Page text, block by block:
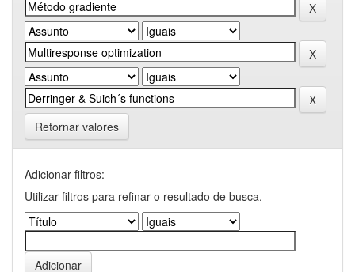
Retornar valores
Adicionar filtros:
Utilizar filtros para refinar o resultado de busca.